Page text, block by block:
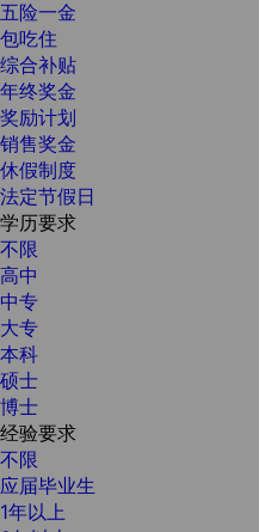
五险一金
包吃住
综合补贴
年终奖金
奖励计划
销售奖金
休假制度
法定节假日
学历要求
不限
高中
中专
大专
本科
硕士
博士
经验要求
不限
应届毕业生
1年以上